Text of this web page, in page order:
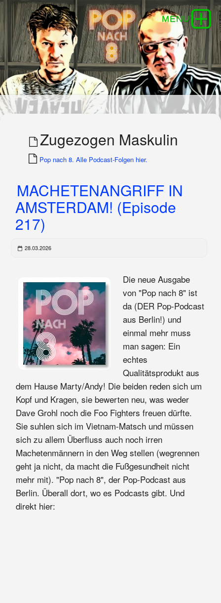
Zugezogen Maskulin
Pop nach 8. Alle Podcast-Folgen hier.
MACHETENANGRIFF IN
AMSTERDAM! (Episode
217)
28.03.2026
Die neue Ausgabe
von "Pop nach 8" ist
da (DER Pop-Podcast
aus Berlin!) und
einmal mehr muss
man sagen: Ein
echtes
Qualitätsprodukt aus
dem Hause Marty/Andy! Die beiden reden sich um
Kopf und Kragen, sie bewerten neu, was weder
Dave Grohl noch die Foo Fighters freuen dürfte.
Sie suhlen sich im Vietnam-Matsch und müssen
sich zu allem Überfluss auch noch irren
Machetenmännern in den Weg stellen (wegrennen
geht ja nicht, da macht die Fußgesundheit nicht
mehr mit). "Pop nach 8", der Pop-Podcast aus
Berlin. Überall dort, wo es Podcasts gibt. Und
direkt hier: